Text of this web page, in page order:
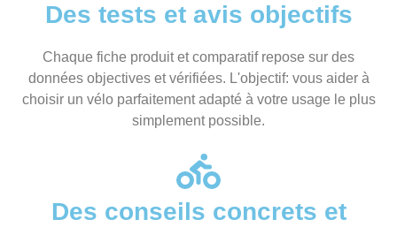
Des tests et avis objectifs
Chaque fiche produit et comparatif repose sur des
données objectives et vérifiées. L'objectif: vous aider à
choisir un vélo parfaitement adapté à votre usage le plus
simplement possible.
Des conseils concrets et